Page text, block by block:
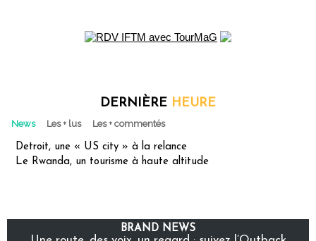
DERNIÈRE HEURE
News Les + lus Les + commentés
Detroit, une « US city » à la relance
Le Rwanda, un tourisme à haute altitude
BRAND NEWS